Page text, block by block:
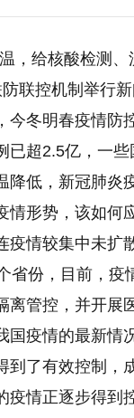
，给核酸检测
联控机制举行
冬明春疫情防
已超2.5亿，一
降低，新冠肺炎
情形势，该如何
疫情较集中未扩
省份，目前，
管控，并开展
国疫情的最新情
了有效控制，
疫情正逐步得到